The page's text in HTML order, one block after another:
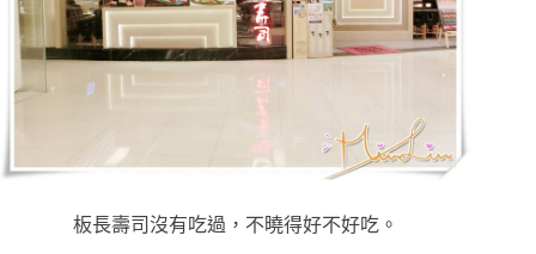
板長壽司沒有吃過，不曉得好不好吃。